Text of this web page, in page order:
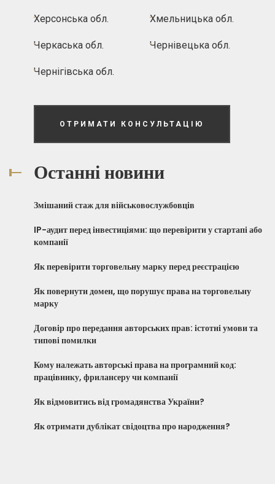
Херсонська обл. Хмельницька обл.
Черкаська обл. Чернівецька обл.
Чернігівська обл.
ОТРИМАТИ КОНСУЛЬТАЦІЮ
Останні новини
Змішаний стаж для військовослужбовців
IP-аудит перед інвестиціями: що перевірити у стартапі або
компанії
Як перевірити торговельну марку перед реєстрацією
Як повернути домен, що порушує права на торговельну
марку
Договір про передання авторських прав: істотні умови та
типові помилки
Кому належать авторські права на програмний код:
працівнику, фрилансеру чи компанії
Як відмовитись від громадянства України?
Як отримати дублікат свідоцтва про народження?